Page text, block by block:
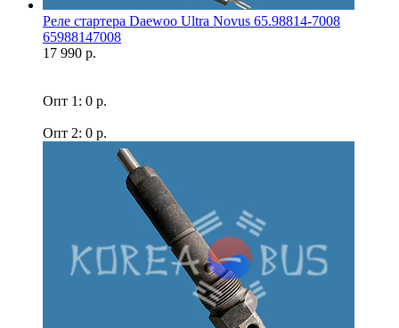
Реле стартера Daewoo Ultra Novus 65.98814-7008
65988147008
17 990 р.
Опт 1: 0 р.
Опт 2: 0 р.